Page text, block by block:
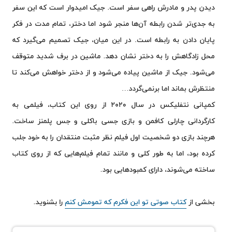
دیدن پدر و مادرش راهی سفر است. جیک امیدوار است که این سفر
به جدی‌تر شدن رابطه آن‌ها منجر شود اما دختر، تمام مدت در فکر
پایان دادن به رابطه است. در این میان، جیک تصمیم می‌گیرد که
محل زادگاهش را به دختر نشان دهد. ماشین در برف شدید متوقف
می‌شود. جیک از ماشین پیاده می‌شود و از دختر خواهش می‌کند تا
منتظرش بماند اما برنمی‌گردد…
کمپانی نتفلیکس در سال ۲۰۲۰ از روی این کتاب، فیلمی به
کارگردانی چارلی کافمن و بازی جسی باکلی و جس پلمنز ساخت.
هرچند بازی دو شخصیت اول فیلم نظر مثبت منتقدان را به خود جلب
کرده بود، اما به طور کلی و مانند تمام فیلم‌هایی که از روی کتاب
ساخته می‌شوند، دارای کمبودهایی بود.
بخشی ازکتاب صوتی تو این فکرم که تمومش کنم را بشنوید.